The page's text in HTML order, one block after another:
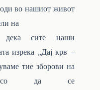
во нашиот живот
на
дека сите наши
изрека „Дај крв –
тие зборови на
да се